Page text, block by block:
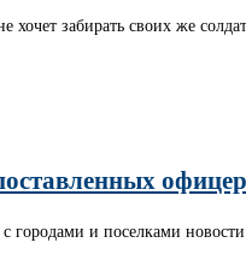
забирать своих же
городами и поселками